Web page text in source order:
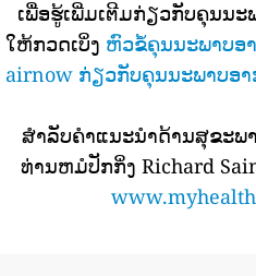
ເພື່ອຮູ້ເພີ່ມເຕີມກ່ຽວກັບຄຸນນ
ໃຫ້ກວດເບິ່ງ ຫົວຂໍ້ຄຸນນະພາບອ
airnow ກ່ຽວກັບຄຸນນະພາບອ
ສໍາລັບຄໍາແນະນໍາດ້ານສຸຂະພ
ທ່ານຫມໍປັກກິ່ງ Richard